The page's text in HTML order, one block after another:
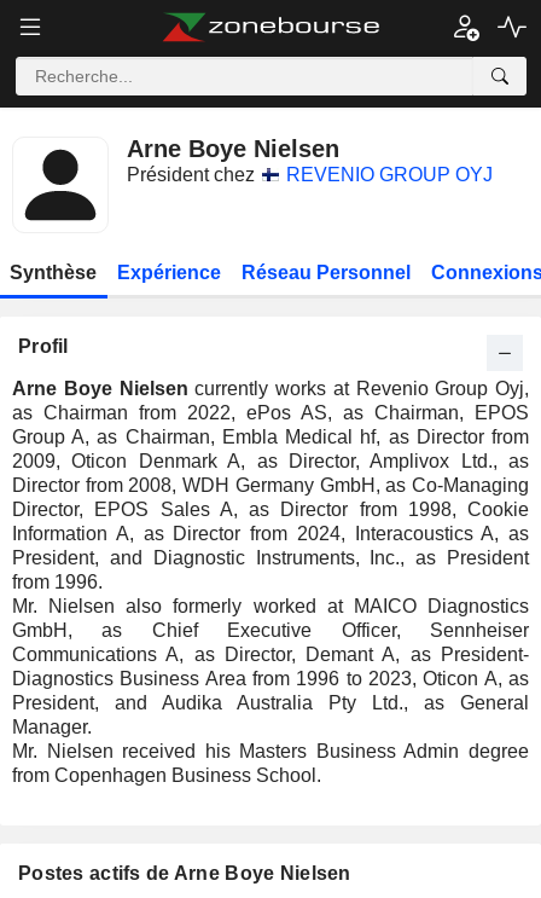
Arne Boye Nielsen
Président chez REVENIO GROUP OYJ
Synthèse Expérience Réseau Personnel
Profil
Arne Boye Nielsen currently works at Revenio Group Oyj,
as Chairman from 2022, ePos AS, as Chairman, EPOS
Group A, as Chairman, Embla Medical hf, as Director from
2009, Oticon Denmark A, as Director, Amplivox Ltd., as
Director from 2008, WDH Germany GmbH, as Co-Managing
Director, EPOS Sales A, as Director from 1998, Cookie
Information A, as Director from 2024, Interacoustics A, as
President, and Diagnostic Instruments, Inc., as President
from 1996.
Mr. Nielsen also formerly worked at MAICO Diagnostics
GmbH, as Chief Executive Officer, Sennheiser
Communications A, as Director, Demant A, as President-
Diagnostics Business Area from 1996 to 2023, Oticon A, as
President, and Audika Australia Pty Ltd., as General
Manager.
Mr. Nielsen received his Masters Business Admin degree
from Copenhagen Business School.
Postes actifs de Arne Boye Nielsen